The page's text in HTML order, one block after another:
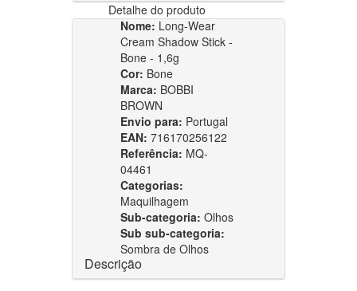
Detalhe do produto
Nome: Long-Wear
Cream Shadow Stick -
Bone - 1,6g
Cor: Bone
Marca: BOBBI
BROWN
Envio para: Portugal
EAN: 716170256122
Referência: MQ-
04461
Categorias:
Maquilhagem
Sub-categoria: Olhos
Sub sub-categoria:
Sombra de Olhos
Descrição